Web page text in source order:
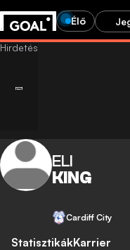
Élő
ELI
KING
Cardiff City
StatisztikákKarrier